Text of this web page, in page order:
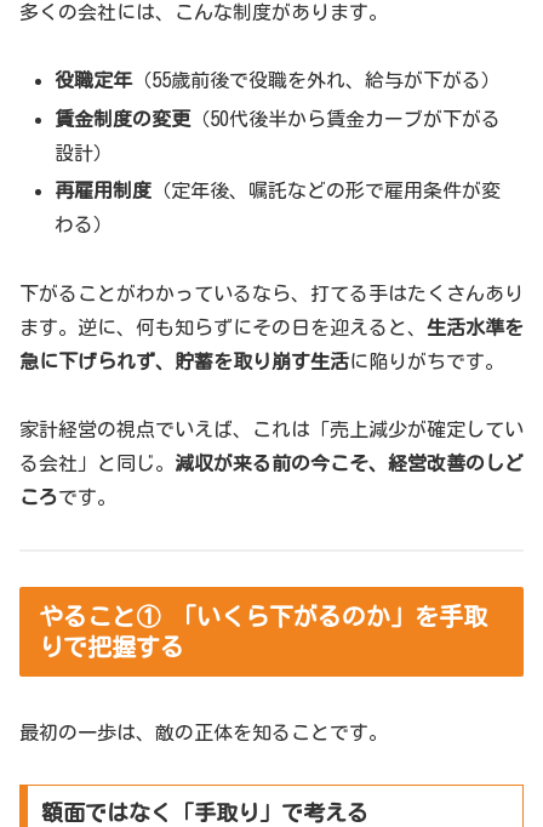
多くの会社には、こんな制度があります。
役職定年（55歳前後で役職を外れ、給与が下がる）
賃金制度の変更（50代後半から賃金カーブが下がる
設計）
再雇用制度 （定年後、嘱託などの形で雇用条件が変
わる）
下がることがわかっているなら、打てる手はたくさんあり
ます。逆に、何も知らずにその日を迎えると、 生活水準を
急に下げられず、貯蓄を取り崩す生活に陥りがちです。
家計経営の視点でいえば、これは「売上減少が確定してい
る会社」と同じ。 減収が来る前の今こそ、経営改善のしど
ころです。
やること① 「いくら下がるのか」を手取
りで把握する
最初の一歩は、敵の正体を知ることです。
額面ではなく「手取り」で考える